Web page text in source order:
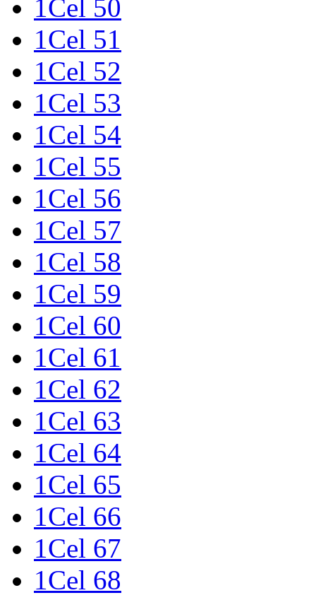
1Cel 50
1Cel 51
1Cel 52
1Cel 53
1Cel 54
1Cel 55
1Cel 56
1Cel 57
1Cel 58
1Cel 59
1Cel 60
1Cel 61
1Cel 62
1Cel 63
1Cel 64
1Cel 65
1Cel 66
1Cel 67
1Cel 68